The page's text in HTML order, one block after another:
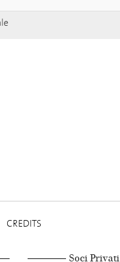
CREDITS
Soci Privati